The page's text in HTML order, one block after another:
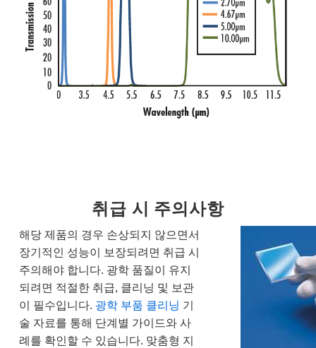
취급 시 주의사항
해당 제품의 경우 손상되지 않으면서
장기적인 성능이 보장되려면 취급 시
주의해야 합니다. 광학 품질이 유지
되려면 적절한 취급, 클리닝 및 보관
이 필수입니다. 광학 부품 클리닝 기
술 자료를 통해 단계별 가이드와 사
례를 확인할 수 있습니다. 맞춤형 지